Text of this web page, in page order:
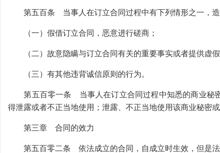
第五百条 当事人在订立合同过程中有下列情形之一，造
（一）假借订立合同，恶意进行磋商；
（二）故意隐瞒与订立合同有关的重要事实或者提供虚
（三）有其他违背诚信原则的行为。
第五百零一条 当事人在订立合同过程中知悉的商业秘密
得泄露或者不正当地使用；泄露、不正当地使用该商业秘密
第三章 合同的效力
第五百零二条 依法成立的合同，自成立时生效，但是法